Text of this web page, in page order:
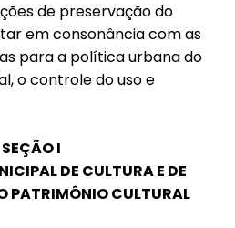
de preservação do
em consonância com as
para a política urbana do
o controle do uso e
SEÇÃO I
DE CULTURA E DE
PATRIMÔNIO CULTURAL